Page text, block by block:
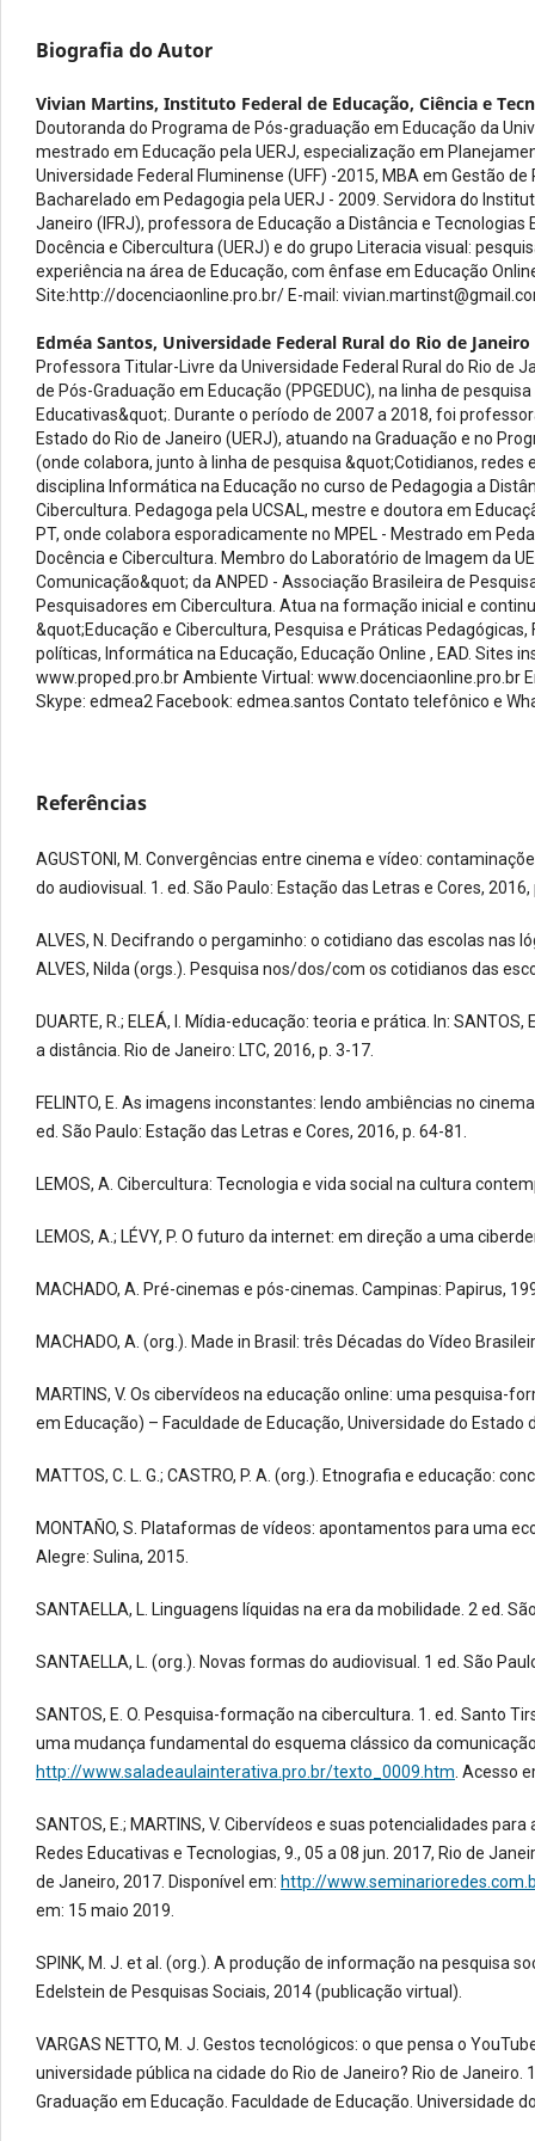
Biografia do Autor
Vivian Martins, Instituto Federal de Educação, Ciência e
Doutoranda do Programa de Pós-graduação em Educação da
mestrado em Educação pela UERJ, especialização em
Universidade Federal Fluminense (UFF) -2015, MBA em Gestão
Bacharelado em Pedagogia pela UERJ - 2009. Servidora do
Janeiro (IFRJ), professora de Educação a Distância e Tecnologias
Docência e Cibercultura (UERJ) e do grupo Literacia visual:
experiência na área de Educação, com ênfase em Educação
Site:http://docenciaonline.pro.br/ E-mail:
Edméa Santos, Universidade Federal Rural do Rio de Janeiro
Professora Titular-Livre da Universidade Federal Rural do Rio de
de Pós-Graduação em Educação (PPGEDUC), na linha de
Educativas&quot;. Durante o período de 2007 a 2018, foi
Estado do Rio de Janeiro (UERJ), atuando na Graduação e no
(onde colabora, junto à linha de pesquisa &quot;Cotidianos,
disciplina Informática na Educação no curso de Pedagogia a
Cibercultura. Pedagoga pela UCSAL, mestre e doutora em
PT, onde colabora esporadicamente no MPEL - Mestrado em
Docência e Cibercultura. Membro do Laboratório de Imagem da
Comunicação&quot; da ANPED - Associação Brasileira de
Pesquisadores em Cibercultura. Atua na formação inicial e
&quot;Educação e Cibercultura, Pesquisa e Práticas
políticas, Informática na Educação, Educação Online , EAD.
www.proped.pro.br Ambiente Virtual: www.docenciaonline.pro.br
Skype: edmea2 Facebook: edmea.santos Contato telefônico e
Referências
AGUSTONI, M. Convergências entre cinema e vídeo:
do audiovisual. 1. ed. São Paulo: Estação das Letras e Cores, 2016,
ALVES, N. Decifrando o pergaminho: o cotidiano das escolas nas
ALVES, Nilda (orgs.). Pesquisa nos/dos/com os cotidianos das
DUARTE, R.; ELEÁ, I. Mídia-educação: teoria e prática. In:
a distância. Rio de Janeiro: LTC, 2016, p. 3-17.
FELINTO, E. As imagens inconstantes: lendo ambiências no
ed. São Paulo: Estação das Letras e Cores, 2016, p. 64-81.
LEMOS, A. Cibercultura: Tecnologia e vida social na cultura
LEMOS, A.; LÉVY, P. O futuro da internet: em direção a uma
MACHADO, A. Pré-cinemas e pós-cinemas. Campinas: Papirus,
MACHADO, A. (org.). Made in Brasil: três Décadas do Vídeo
MARTINS, V. Os cibervídeos na educação online: uma pesquisa-
em Educação) – Faculdade de Educação, Universidade do Estado
MATTOS, C. L. G.; CASTRO, P. A. (org.). Etnografia e educação:
MONTAÑO, S. Plataformas de vídeos: apontamentos para uma
Alegre: Sulina, 2015.
SANTAELLA, L. Linguagens líquidas na era da mobilidade. 2 ed.
SANTAELLA, L. (org.). Novas formas do audiovisual. 1 ed. São
SANTOS, E. O. Pesquisa-formação na cibercultura. 1. ed. Santo
uma mudança fundamental do esquema clássico da
http://www.saladeaulainterativa.pro.br/texto_0009.htm . Acesso
SANTOS, E.; MARTINS, V. Cibervídeos e suas potencialidades
Redes Educativas e Tecnologias, 9., 05 a 08 jun. 2017, Rio de
de Janeiro, 2017. Disponível em: http://
em: 15 maio 2019.
SPINK, M. J. et al. (org.). A produção de informação na pesquisa
Edelstein de Pesquisas Sociais, 2014 (publicação virtual).
VARGAS NETTO, M. J. Gestos tecnológicos: o que pensa o
universidade pública na cidade do Rio de Janeiro? Rio de
Graduação em Educação. Faculdade de Educação. Universidade